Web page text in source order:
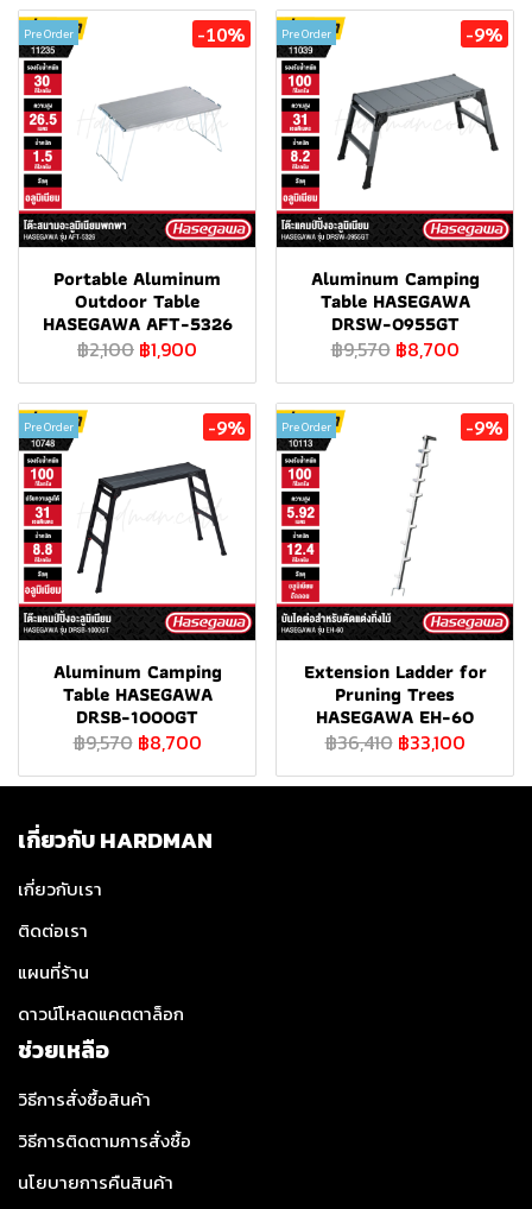
Pre Order -10%
Portable Aluminum
Outdoor Table
HASEGAWA AFT-5326
฿2,100 ฿1,900
Pre Order -9%
Aluminum Camping
Table HASEGAWA
DRSW-0955GT
฿9,570 ฿8,700
Pre Order -9%
Aluminum Camping
Table HASEGAWA
DRSB-1000GT
฿9,570 ฿8,700
Pre Order -9%
Extension Ladder for
Pruning Trees
HASEGAWA EH-60
฿36,410 ฿33,100
เกี่ยวกับ HARDMAN
เกี่ยวกับเรา
ติดต่อเรา
แผนที่ร้าน
ดาวน์โหลดแคตตาล็อก
ช่วยเหลือ
วิธีการสั่งซื้อสินค้า
วิธีการติดตามการสั่งซื้อ
นโยบายการคืนสินค้า